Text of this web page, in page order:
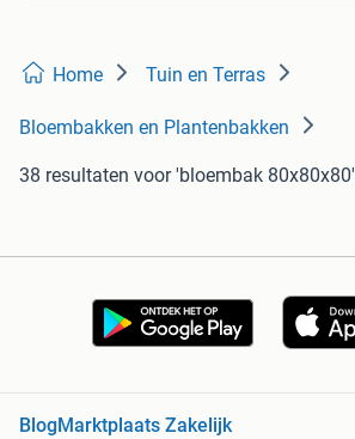
Home Tuin en Terras
Bloembakken en Plantenbakken
38 resultaten voor 'bloembak 80x80x80'
Blog Marktplaats Zakelijk